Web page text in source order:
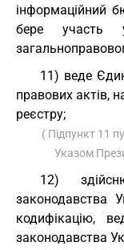
інформаційний
бере участь
11) веде
правових актів,
реєстру;
( Підпункт 11
Указом
12)
законодавства
кодифікацію,
законодавства